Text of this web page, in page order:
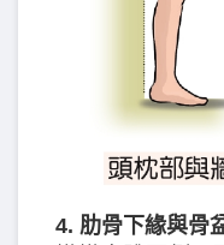
4. 肋骨下緣與骨